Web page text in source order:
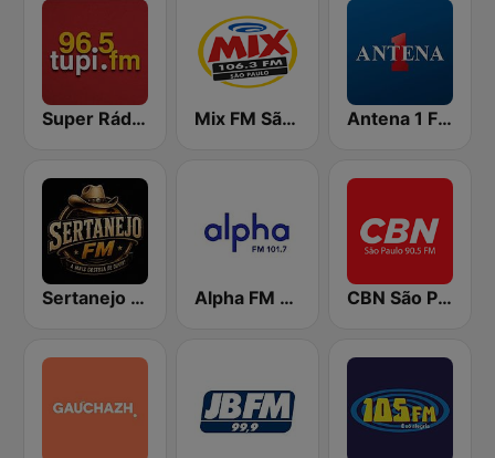
Super Rádio Tupi Mix FM São Paulo Antena 1 FM
Sertanejo FM Alpha FM 101.7 CBN São Paulo